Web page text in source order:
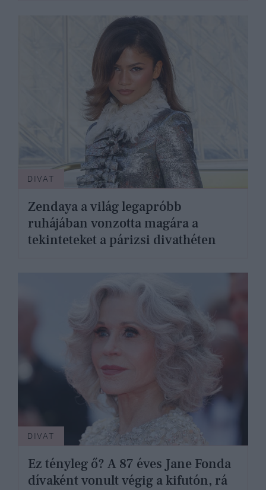
DIVAT
Zendaya a világ legapróbb
ruhájában vonzotta magára a
tekinteteket a párizsi divathéten
DIVAT
Ez tényleg ő? A 87 éves Jane Fonda
dívaként vonult végig a kifutón, rá